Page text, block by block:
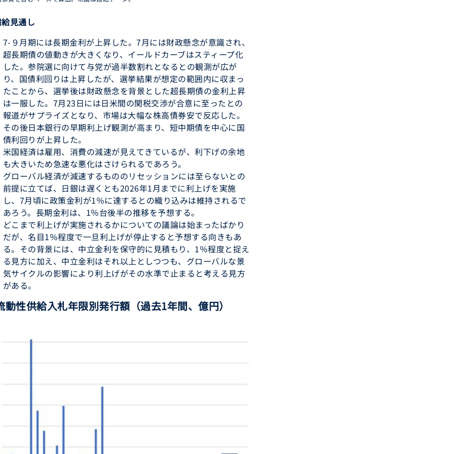
見通し
7-９月期には長期金利が上昇した。7月には財政懸念が意識され、
超長期債の値動きが大きくなり、イールドカーブはスティープ化
した。参院選に向けて与党が過半数割れとなるとの観測が広が
り、国債利回りは上昇したが、選挙結果が想定の範囲内に収まっ
たことから、選挙後は財政懸念を背景とした超長期債の金利上昇
は一服した。7月23日には日米間の関税交渉が合意に至ったとの
報道がサプライズとなり、市場は大幅な株高債券安で反応した。
その後日本銀行の早期利上げ観測が高まり、短中期債を中心に国
債利回りが上昇した。
米国経済は雇用、消費の減速が見えてきているが、利下げの余地
も大きいため急速な悪化はさけられるであろう。
グローバル経済が減速するもののリセッションには至らないとの
前提に立てば、日銀は遅くとも2026年1月までに利上げを実施
し、7月頃に政策金利が1％に達するとの織り込みは維持されるで
あろう。長期金利は、1％台後半の推移を予想する。
どこまで利上げが実施されるかについての議論は始まったばかり
だが、名目1％程度で一旦利上げが停止すると予想する向きもあ
る。その背景には、中立金利を保守的に見積もり、1％程度と捉え
る見方に加え、中立金利はそれ以上としつつも、グローバルな景
気サイクルの影響により利上げがその水準で止まると考える見方
がある。
動性供給入札年限別発行額（過去1年間、億円）